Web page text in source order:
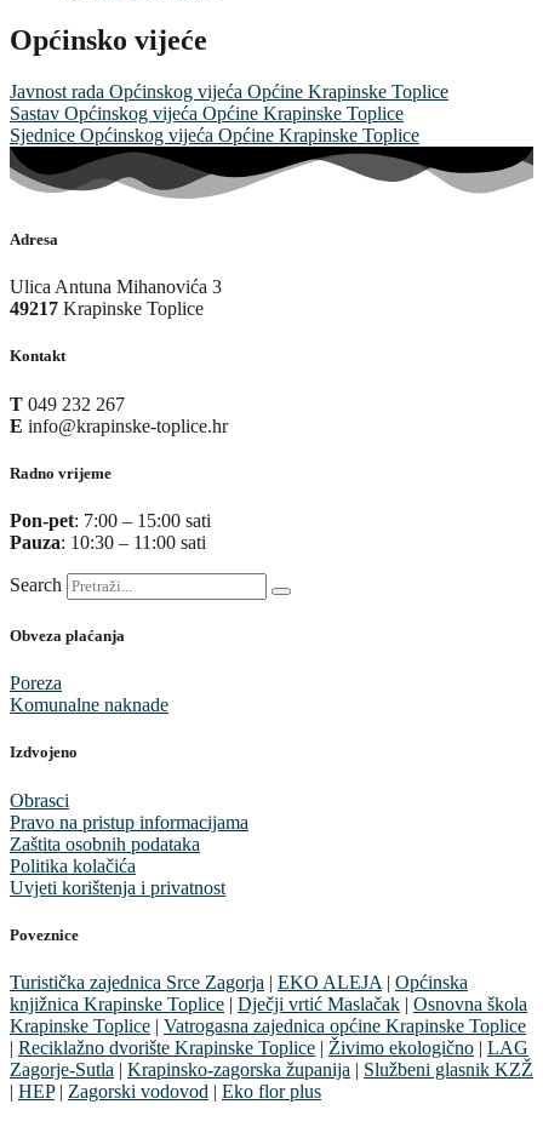
Općinsko vijeće
Javnost rada Općinskog vijeća Općine Krapinske Toplice
Sastav Općinskog vijeća Općine Krapinske Toplice
Sjednice Općinskog vijeća Općine Krapinske Toplice
Adresa
Ulica Antuna Mihanovića 3
49217 Krapinske Toplice
Kontakt
T 049 232 267
E info@krapinske-toplice.hr
Radno vrijeme
Pon-pet: 7:00 – 15:00 sati
Pauza: 10:30 – 11:00 sati
Search
Obveza plaćanja
Poreza
Komunalne naknade
Izdvojeno
Obrasci
Pravo na pristup informacijama
Zaštita osobnih podataka
Politika kolačića
Uvjeti korištenja i privatnost
Poveznice
Turistička zajednica Srce Zagorja | EKO ALEJA | Općinska
knjižnica Krapinske Toplice | Dječji vrtić Maslačak | Osnovna škola
Krapinske Toplice | Vatrogasna zajednica općine Krapinske Toplice
| Reciklažno dvorište Krapinske Toplice | Živimo ekologično | LAG
Zagorje-Sutla | Krapinsko-zagorska županija | Službeni glasnik KZŽ
| HEP| Zagorski vodovod | Eko flor plus